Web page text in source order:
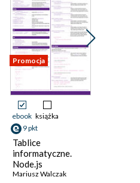
Promocja
ebook książka
9 pkt
Tablice
informatyczne.
Node.js
Mariusz Walczak